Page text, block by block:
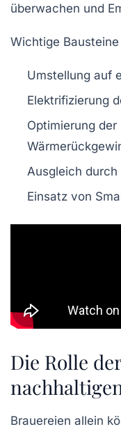
überwachen und
Wichtige
Umstellung auf
Elektrifizierung
Optimierung
Ausgleich
Einsatz von
Die Rolle
Brauereien allein